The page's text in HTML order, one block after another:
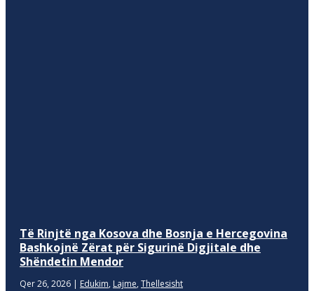
Të Rinjtë nga Kosova dhe Bosnja e Hercegovina
Bashkojnë Zërat për Sigurinë Digjitale dhe
Shëndetin Mendor
Qer 26, 2026 | Edukim, Lajme, Thellesisht